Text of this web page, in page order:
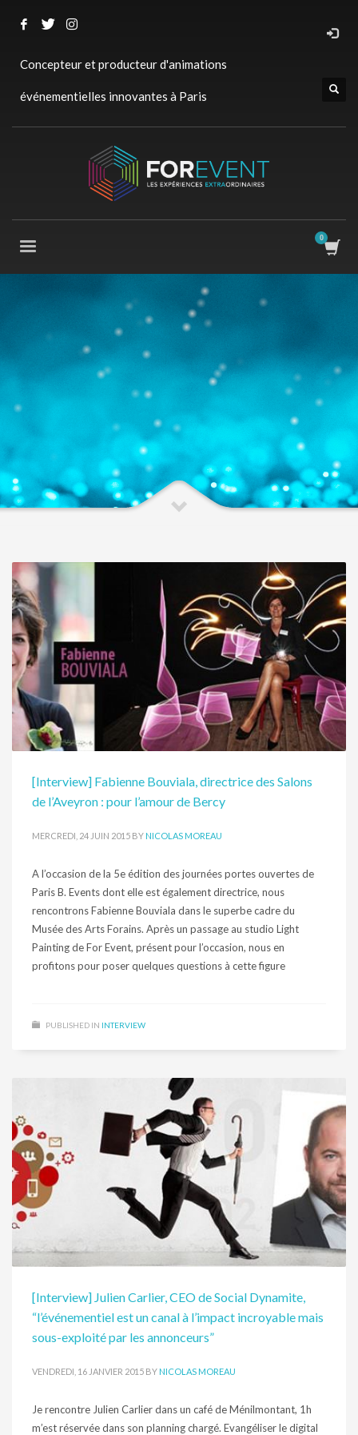
Concepteur et producteur d'animations
événementielles innovantes à Paris
[Interview] Fabienne Bouviala, directrice des Salons
de l’Aveyron : pour l’amour de Bercy
MERCREDI, 24 JUIN 2015 BY NICOLAS MOREAU
A l’occasion de la 5e édition des journées portes ouvertes de
Paris B. Events dont elle est également directrice, nous
rencontrons Fabienne Bouviala dans le superbe cadre du
Musée des Arts Forains. Après un passage au studio Light
Painting de For Event, présent pour l’occasion, nous en
profitons pour poser quelques questions à cette figure
PUBLISHED IN INTERVIEW
[Interview] Julien Carlier, CEO de Social Dynamite,
“l’événementiel est un canal à l’impact incroyable mais
sous-exploité par les annonceurs”
VENDREDI, 16 JANVIER 2015 BY NICOLAS MOREAU
Je rencontre Julien Carlier dans un café de Ménilmontant, 1h
m’est réservée dans son planning chargé. Evangéliser le digital